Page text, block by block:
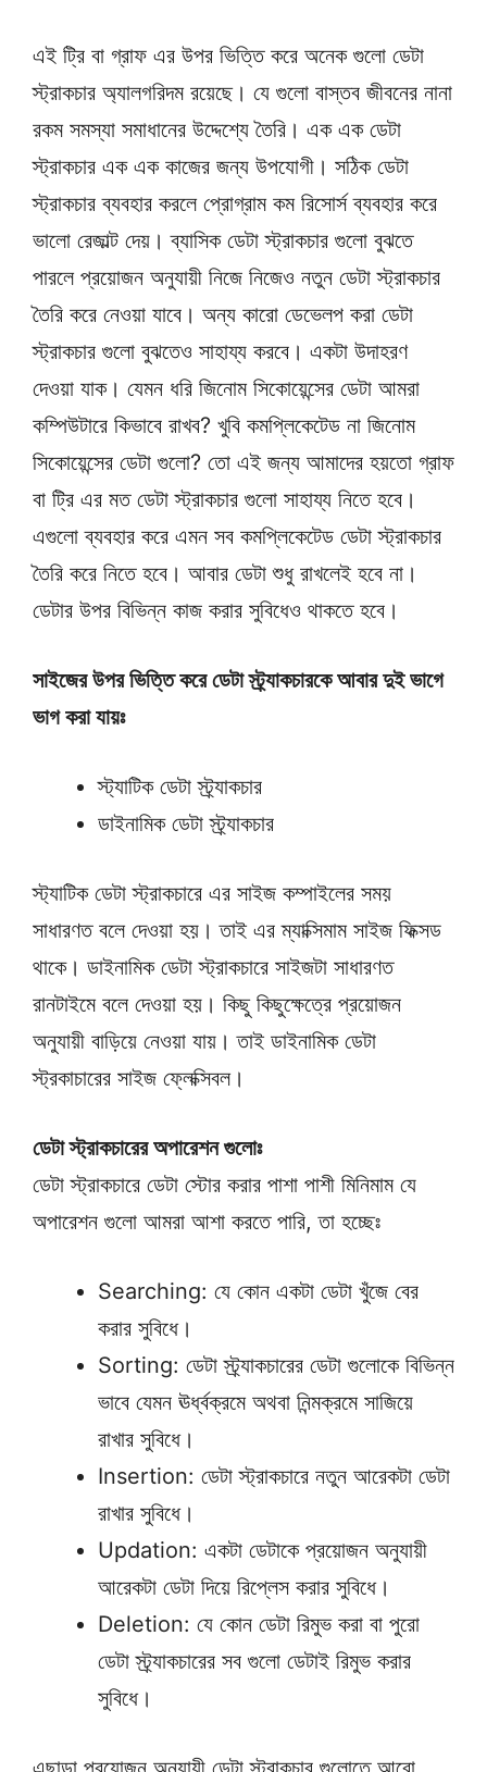
এই ট্রি বা গ্রাফ এর উপর ভিত্তি করে অনেক গুলো ডেটা
স্ট্রাকচার অ্যালগরিদম রয়েছে। যে গুলো বাস্তব জীবনের নানা
রকম সমস্যা সমাধানের উদ্দেশ্যে তৈরি। এক এক ডেটা
স্ট্রাকচার এক এক কাজের জন্য উপযোগী। সঠিক ডেটা
স্ট্রাকচার ব্যবহার করলে প্রোগ্রাম কম রিসোর্স ব্যবহার করে
ভালো রেজাল্ট দেয়। ব্যাসিক ডেটা স্ট্রাকচার গুলো বুঝতে
পারলে প্রয়োজন অনুযায়ী নিজে নিজেও নতুন ডেটা স্ট্রাকচার
তৈরি করে নেওয়া যাবে। অন্য কারো ডেভেলপ করা ডেটা
স্ট্রাকচার গুলো বুঝতেও সাহায্য করবে। একটা উদাহরণ
দেওয়া যাক। যেমন ধরি জিনোম সিকোয়েন্সের ডেটা আমরা
কম্পিউটারে কিভাবে রাখব? খুবি কমপ্লিকেটেড না জিনোম
সিকোয়েন্সের ডেটা গুলো? তো এই জন্য আমাদের হয়তো গ্রাফ
বা ট্রি এর মত ডেটা স্ট্রাকচার গুলো সাহায্য নিতে হবে।
এগুলো ব্যবহার করে এমন সব কমপ্লিকেটেড ডেটা স্ট্রাকচার
তৈরি করে নিতে হবে। আবার ডেটা শুধু রাখলেই হবে না।
ডেটার উপর বিভিন্ন কাজ করার সুবিধেও থাকতে হবে।
সাইজের উপর ভিত্তি করে ডেটা স্ট্র্যাকচারকে আবার দুই ভাগে
ভাগ করা যায়ঃ
স্ট্যাটিক ডেটা স্ট্র্যাকচার
ডাইনামিক ডেটা স্ট্র্যাকচার
স্ট্যাটিক ডেটা স্ট্রাকচারে এর সাইজ কম্পাইলের সময়
সাধারণত বলে দেওয়া হয়। তাই এর ম্যাক্সিমাম সাইজ ফিক্সড
থাকে। ডাইনামিক ডেটা স্ট্রাকচারে সাইজটা সাধারণত
রানটাইমে বলে দেওয়া হয়। কিছু কিছুক্ষেত্রে প্রয়োজন
অনুযায়ী বাড়িয়ে নেওয়া যায়। তাই ডাইনামিক ডেটা
স্ট্রকাচারের সাইজ ফ্লেক্সিবল।
ডেটা স্ট্রাকচারের অপারেশন গুলোঃ
ডেটা স্ট্রাকচারে ডেটা স্টোর করার পাশা পাশী মিনিমাম যে
অপারেশন গুলো আমরা আশা করতে পারি, তা হচ্ছেঃ
Searching: যে কোন একটা ডেটা খুঁজে বের
করার সুবিধে।
Sorting: ডেটা স্ট্র্যাকচারের ডেটা গুলোকে বিভিন্ন
ভাবে যেমন ঊর্ধ্বক্রমে অথবা নিন্মক্রমে সাজিয়ে
রাখার সুবিধে।
Insertion: ডেটা স্ট্রাকচারে নতুন আরেকটা ডেটা
রাখার সুবিধে।
Updation: একটা ডেটাকে প্রয়োজন অনুযায়ী
আরেকটা ডেটা দিয়ে রিপ্লেস করার সুবিধে।
Deletion: যে কোন ডেটা রিমুভ করা বা পুরো
ডেটা স্ট্র্যাকচারের সব গুলো ডেটাই রিমুভ করার
সুবিধে।